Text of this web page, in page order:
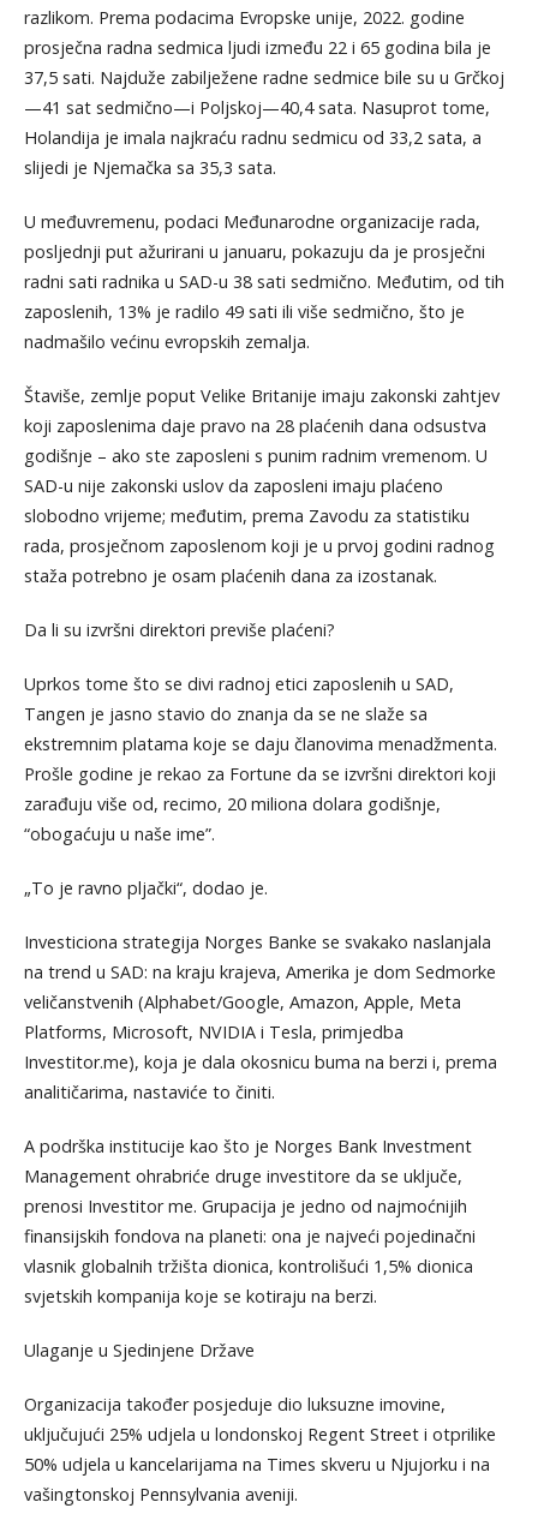
razlikom. Prema podacima Evropske unije, 2022. godine
prosječna radna sedmica ljudi između 22 i 65 godina bila je
37,5 sati. Najduže zabilježene radne sedmice bile su u Grčkoj
—41 sat sedmično—i Poljskoj—40,4 sata. Nasuprot tome,
Holandija je imala najkraću radnu sedmicu od 33,2 sata, a
slijedi je Njemačka sa 35,3 sata.
U međuvremenu, podaci Međunarodne organizacije rada,
posljednji put ažurirani u januaru, pokazuju da je prosječni
radni sati radnika u SAD-u 38 sati sedmično. Međutim, od tih
zaposlenih, 13% je radilo 49 sati ili više sedmično, što je
nadmašilo većinu evropskih zemalja.
Štaviše, zemlje poput Velike Britanije imaju zakonski zahtjev
koji zaposlenima daje pravo na 28 plaćenih dana odsustva
godišnje – ako ste zaposleni s punim radnim vremenom. U
SAD-u nije zakonski uslov da zaposleni imaju plaćeno
slobodno vrijeme; međutim, prema Zavodu za statistiku
rada, prosječnom zaposlenom koji je u prvoj godini radnog
staža potrebno je osam plaćenih dana za izostanak.
Da li su izvršni direktori previše plaćeni?
Uprkos tome što se divi radnoj etici zaposlenih u SAD,
Tangen je jasno stavio do znanja da se ne slaže sa
ekstremnim platama koje se daju članovima menadžmenta.
Prošle godine je rekao za Fortune da se izvršni direktori koji
zarađuju više od, recimo, 20 miliona dolara godišnje,
“obogaćuju u naše ime”.
„To je ravno pljački“, dodao je.
Investiciona strategija Norges Banke se svakako naslanjala
na trend u SAD: na kraju krajeva, Amerika je dom Sedmorke
veličanstvenih (Alphabet/Google, Amazon, Apple, Meta
Platforms, Microsoft, NVIDIA i Tesla, primjedba
Investitor.me), koja je dala okosnicu buma na berzi i, prema
analitičarima, nastaviće to činiti.
A podrška institucije kao što je Norges Bank Investment
Management ohrabriće druge investitore da se uključe,
prenosi Investitor me. Grupacija je jedno od najmoćnijih
finansijskih fondova na planeti: ona je najveći pojedinačni
vlasnik globalnih tržišta dionica, kontrolišući 1,5% dionica
svjetskih kompanija koje se kotiraju na berzi.
Ulaganje u Sjedinjene Države
Organizacija također posjeduje dio luksuzne imovine,
uključujući 25% udjela u londonskoj Regent Street i otprilike
50% udjela u kancelarijama na Times skveru u Njujorku i na
vašingtonskoj Pennsylvania aveniji.